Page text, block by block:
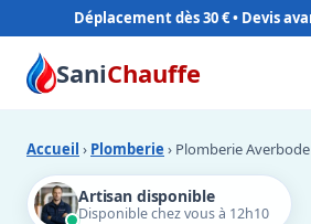
Déplacement dès 30 €
SaniChauffe
Accueil › Plomberie › Plomberie Averbode
Artisan disponible
Disponible chez vous à 12h10